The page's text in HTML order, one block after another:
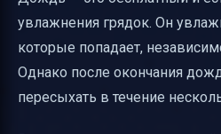
увлажнения грядок. Он
которые попадает,
Однако после окончания
пересыхать в течение